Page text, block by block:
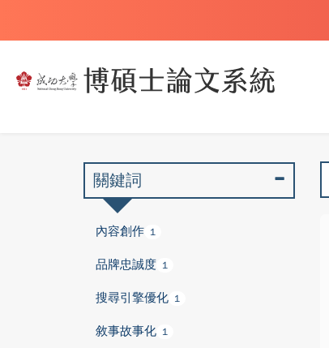
關鍵詞
內容創作 1
品牌忠誠度 1
搜尋引擎優化 1
敘事故事化 1